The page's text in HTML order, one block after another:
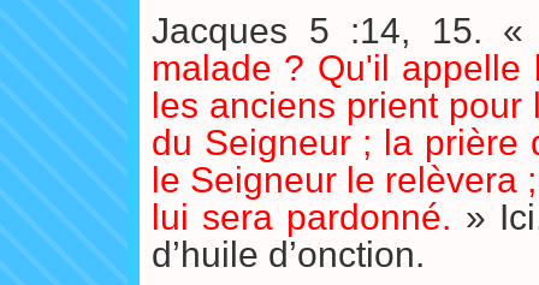
Jacques 5 :14, 15.
malade ? Qu'il
les anciens prient
du Seigneur ; la prière
le Seigneur le relèvera
lui sera pardonné. »
d’huile d’onction.